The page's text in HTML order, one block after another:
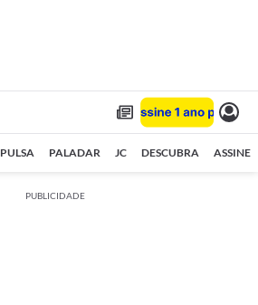
PULSA PALADAR JC DESCUBRA ASSINE
PUBLICIDADE